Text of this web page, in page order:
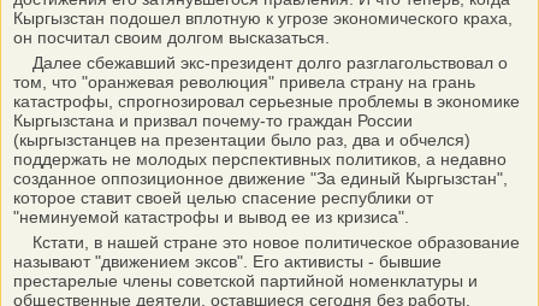
Кыргызстан подошел вплотную к угрозе экономического краха,
он посчитал своим долгом высказаться.
Далее сбежавший экс-президент долго разглагольствовал о
том, что "оранжевая революция" привела страну на грань
катастрофы, спрогнозировал серьезные проблемы в экономике
Кыргызстана и призвал почему-то граждан России
(кыргызстанцев на презентации было раз, два и обчелся)
поддержать не молодых перспективных политиков, а недавно
созданное оппозиционное движение "За единый Кыргызстан",
которое ставит своей целью спасение республики от
"неминуемой катастрофы и вывод ее из кризиса".
Кстати, в нашей стране это новое политическое образование
называют "движением эксов". Его активисты - бывшие
престарелые члены советской партийной номенклатуры и
общественные деятели, оставшиеся сегодня без работы.